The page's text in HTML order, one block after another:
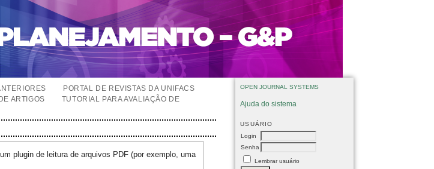
OPEN JOURNAL SYSTEMS
Ajuda do sistema
USUÁRIO
Login
Senha
Lembrar usuário
PORTAL DE REVISTAS DA UNIFACS
ARTIGOS
TUTORIAL PARA AVALIAÇÃO DE
plugin de leitura de arquivos PDF (por exemplo, uma